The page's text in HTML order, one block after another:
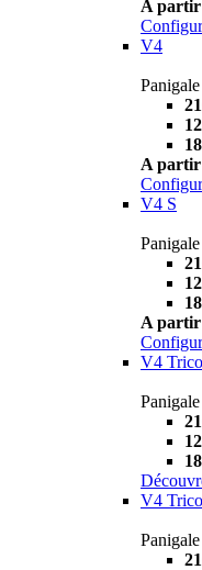
A partir
V4
A partir
V4 S
A partir
V4
V4